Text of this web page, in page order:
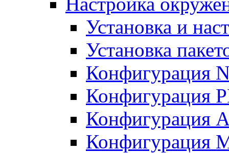
Установка и
Установка
Конфигурация
Конфигурация
Конфигурация
Конфигурация